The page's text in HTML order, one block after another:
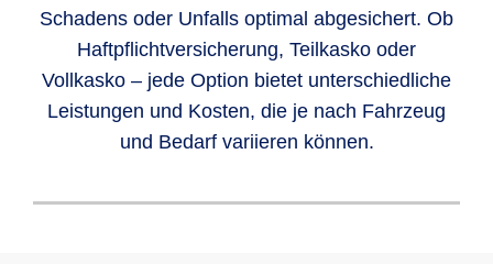
Schadens oder Unfalls optimal abgesichert. Ob
Haftpflichtversicherung, Teilkasko oder
Vollkasko – jede Option bietet unterschiedliche
Leistungen und Kosten, die je nach Fahrzeug
und Bedarf variieren können.